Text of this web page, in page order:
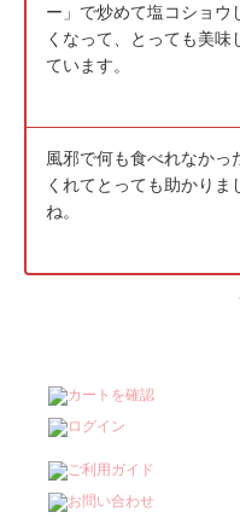
ー」で炒めて塩コショウ
くなって、とっても美味
ています。
風邪で何も食べれなか
くれてとっても助かり
ね。